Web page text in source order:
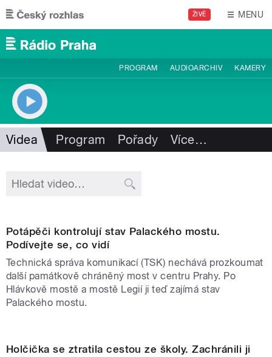
Přejít k hlavnímu obsahu
ŽIVĚ MENU
PROGRAM AUDIOARCHIV KAMERY
Videa Program Pořady Více…
Potápěči kontrolují stav Palackého mostu.
Podívejte se, co vidí
Technická správa komunikací (TSK) nechává prozkoumat
další památkově chráněný most v centru Prahy. Po
Hlávkově mostě a mostě Legií ji teď zajímá stav
Palackého mostu.
Holčička se ztratila cestou ze školy. Zachránili ji